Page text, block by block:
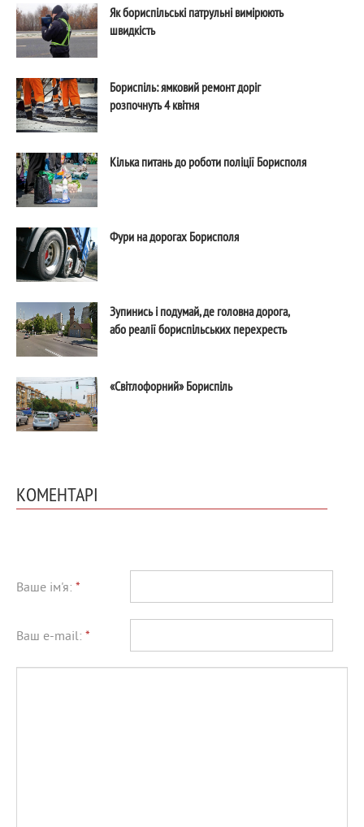
Як бориспільські патрульні вимірюють
швидкість
Бориспіль: ямковий ремонт доріг
розпочнуть 4 квітня
Кілька питань до роботи поліції Борисполя
Фури на дорогах Борисполя
Зупинись і подумай, де головна дорога,
або реалії бориспільських перехресть
«Світлофорний» Бориспіль
КОМЕНТАРІ
Ваше ім'я: *
Ваш e-mail: *